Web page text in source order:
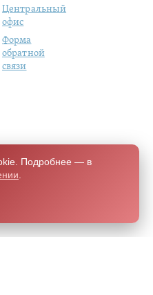
Центральный
офис
Форма
обратной
связи
Подробнее — в